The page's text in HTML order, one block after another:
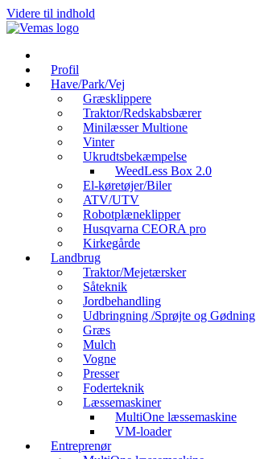
Videre til indhold
Profil
Have/Park/Vej
Græsklippere
Traktor/Redskabsbærer
Minilæsser Multione
Vinter
Ukrudtsbekæmpelse
WeedLess Box 2.0
El-køretøjer/Biler
ATV/UTV
Robotplæneklipper
Husqvarna CEORA pro
Kirkegårde
Landbrug
Traktor/Mejetærsker
Såteknik
Jordbehandling
Udbringning /Sprøjte og Gødning
Græs
Mulch
Vogne
Presser
Foderteknik
Læssemaskiner
MultiOne læssemaskine
VM-loader
Entreprenør